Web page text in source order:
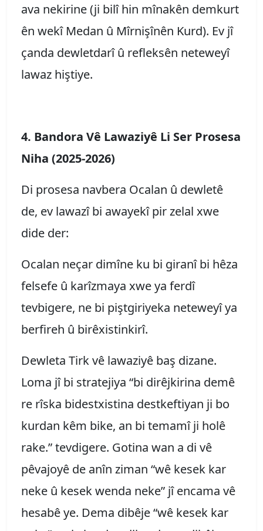
ava nekirine (ji bilî hin mînakên demkurt
ên wekî Medan û Mîrnişînên Kurd). Ev jî
çanda dewletdarî û refleksên neteweyî
lawaz hiştiye.
4. Bandora Vê Lawaziyê Li Ser Prosesa
Niha (2025-2026)
Di prosesa navbera Ocalan û dewletê
de, ev lawazî bi awayekî pir zelal xwe
dide der:
Ocalan neçar dimîne ku bi giranî bi hêza
felsefe û karîzmaya xwe ya ferdî
tevbigere, ne bi piştgiriyeka neteweyî ya
berfireh û birêxistinkirî.
Dewleta Tirk vê lawaziyê baş dizane.
Loma jî bi stratejiya “bi dirêjkirina demê
re rîska bidestxistina destkeftiyan ji bo
kurdan kêm bike, an bi temamî ji holê
rake.” tevdigere. Gotina wan a di vê
pêvajoyê de anîn ziman “wê kesek kar
neke û kesek wenda neke” jî encama vê
hesabê ye. Dema dibêje “wê kesek kar